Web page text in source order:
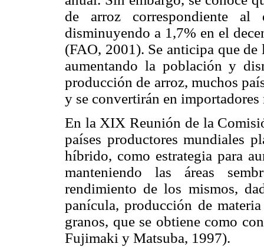
de arroz correspondiente
disminuyendo a 1,7% en el
(FAO, 2001). Se anticipa que
aumentando la población y
producción de arroz, muchos
y se convertirán en
En la XIX Reunión de la
países productores mundiales
híbrido, como estrategia para
manteniendo las áreas
rendimiento de los mismos,
panícula, producción de
granos, que se obtiene como
Fujimaki y Matsuba, 1997).